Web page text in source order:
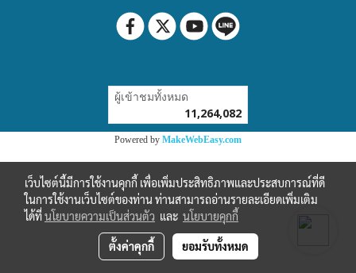
ผู้เข้าชมทั้งหมด
11,264,082
Powered by MakeWebEasy.com
เว็บไซต์นี้มีการใช้งานคุกกี้ เพื่อเพิ่มประสิทธิภาพและประสบการณ์ที่ดี
ในการใช้งานเว็บไซต์ของท่าน ท่านสามารถอ่านรายละเอียดเพิ่มเติม
ได้ที่นโยบายความเป็นส่วนตัว และ นโยบายคุกกี้
ตั้งค่าคุกกี้ ยอมรับทั้งหมด